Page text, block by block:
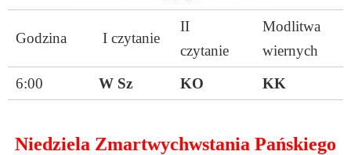
Godzina I czytanie
II
czytanie
Modlitwa
wiernych
6:00
W Sz KO KK
Niedziela Zmartwychwstania Pańskiego